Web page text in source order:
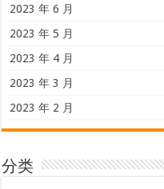
2023 年 6 月
2023 年 5 月
2023 年 4 月
2023 年 3 月
2023 年 2 月
分类